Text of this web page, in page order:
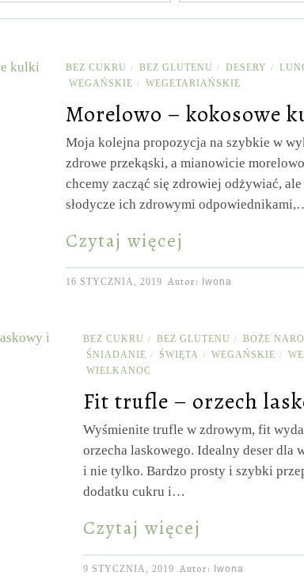
BEZ CUKRU / BEZ GLUTENU / DESERY /
WEGAŃSKIE / WEGETARIAŃSKIE
Morelowo – kokosowe
Moja kolejna propozycja na szybkie w
zdrowe przekąski, a mianowicie
chcemy zacząć się zdrowiej odżywiać,
słodycze ich zdrowymi
Czytaj więcej
16 STYCZNIA, 2019 Autor: Iwona
BEZ CUKRU / BEZ GLUTENU / BOŻE
ŚNIADANIE / ŚWIĘTA / WEGAŃSKIE /
WIELKANOC
Fit trufle – orzech
Wyśmienite trufle w zdrowym, fit
orzecha laskowego. Idealny deser
i nie tylko. Bardzo prosty i szybki
dodatku cukru i…
Czytaj więcej
9 STYCZNIA, 2019 Autor: Iwona